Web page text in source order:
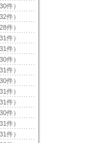
30件）
32件）
28件）
31件）
31件）
30件）
31件）
30件）
31件）
31件）
30件）
31件）
31件）